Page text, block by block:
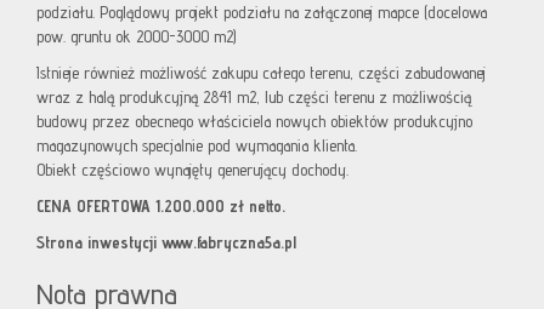
podziału. Poglądowy projekt podziału na załączonej mapce (docelowa
pow. gruntu ok 2000-3000 m2)
Istnieje również możliwość zakupu całego terenu, części zabudowanej
wraz z halą produkcyjną 2841 m2, lub części terenu z możliwością
budowy przez obecnego właściciela nowych obiektów produkcyjno
magazynowych specjalnie pod wymagania klienta.
Obiekt częściowo wynajęty generujący dochody.
CENA OFERTOWA 1.200.000 zł netto.
Strona inwestycji www.fabryczna5a.pl
Nota prawna